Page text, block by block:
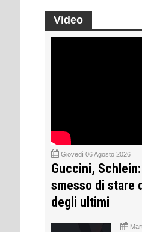
Video
Giovedì 06 Agosto 2026
Guccini,
smesso di stare
degli ultimi